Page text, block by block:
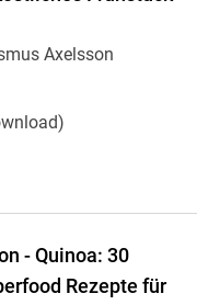
Axelsson
- Quinoa: 30
Rezepte für